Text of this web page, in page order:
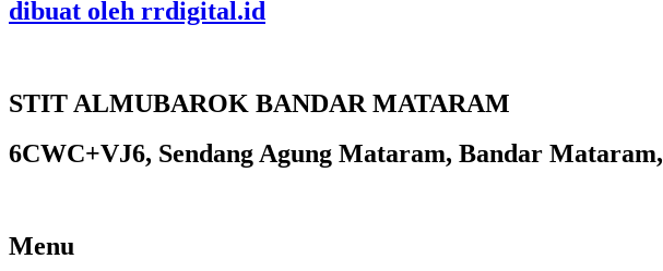
dibuat oleh rrdigital.id
STIT ALMUBAROK BANDAR MATARAM
6CWC+VJ6, Sendang Agung Mataram, Bandar
Menu